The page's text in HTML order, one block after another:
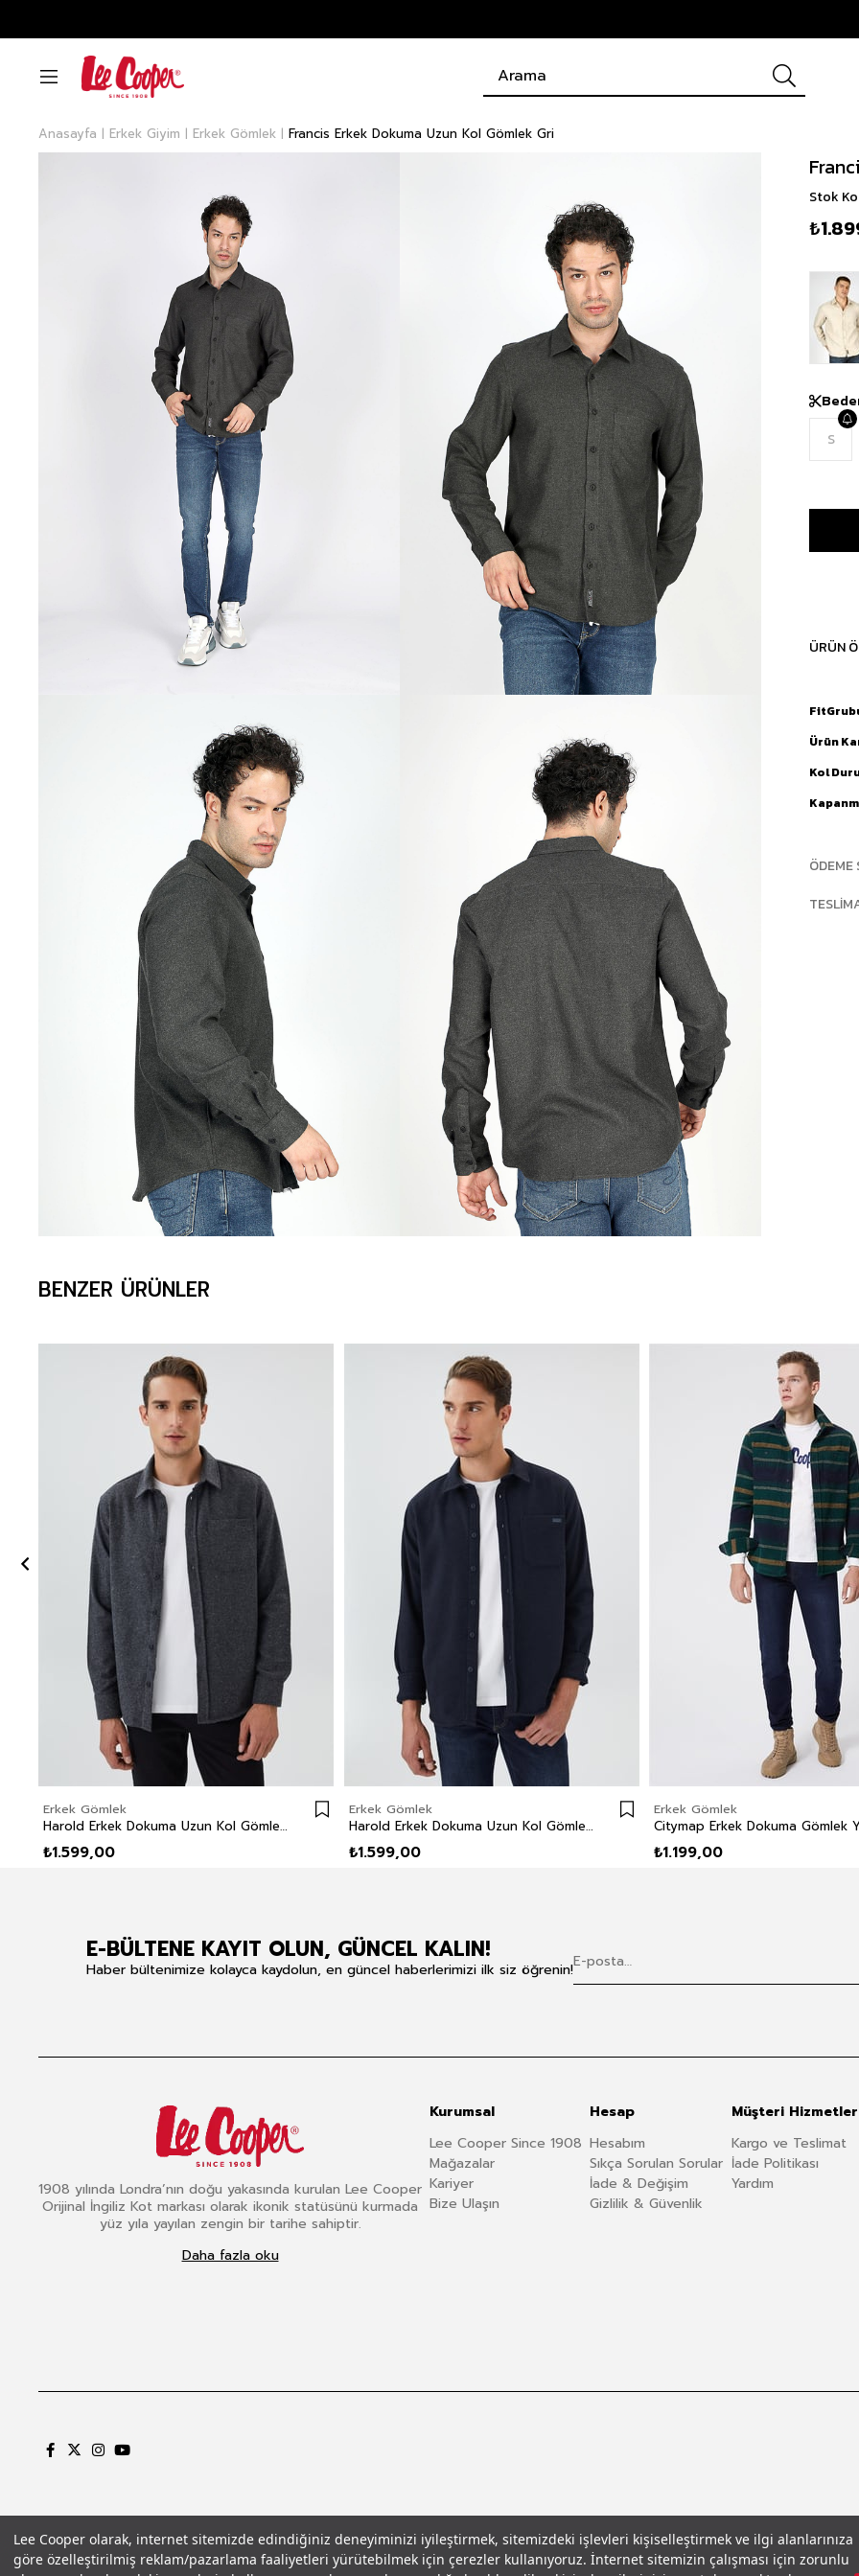
Lee Cooper olarak, internet sitemizde edindiğiniz deneyiminizi iyileştirmek, sitemizdeki işlevleri kişiselleştirmek ve ilgi alanlarınıza
göre özelleştirilmiş reklam/pazarlama faaliyetleri yürütebilmek için çerezler kullanıyoruz. İnternet sitemizin çalışması için zorunlu
Anasayfa Erkek Giyim Erkek Gömlek Francis Erkek Dokuma Uzun Kol Gömlek Gri
Stok
S
ÜRÜN
Ürün
Kol
ÖDEME
BENZER ÜRÜNLER
Erkek Gömlek
Harold Erkek Dokuma Uzun Kol Gömlek Antrasit
₺1.599,00
Erkek Gömlek
Harold Erkek Dokuma Uzun Kol Gömlek Lacivert
₺1.599,00
Erkek Gömlek
₺1.199,00
E-BÜLTENE KAYIT OLUN, GÜNCEL KALIN!
Haber bültenimize kolayca kaydolun, en güncel haberlerimizi ilk siz öğrenin!
1908 yılında Londra’nın doğu yakasında kurulan Lee Cooper
Orijinal İngiliz Kot markası olarak ikonik statüsünü kurmada
yüz yıla yayılan zengin bir tarihe sahiptir.
Daha fazla oku
Kurumsal
Lee Cooper Since 1908
Mağazalar
Kariyer
Bize Ulaşın
Hesap
Hesabım
Sıkça Sorulan Sorular
İade & Değişim
Gizlilik & Güvenlik
Müşteri
Kargo ve Teslimat
İade Politikası
Yardım
Gizlilik PolitikasıÇerez PolitikasıKVKK Aydınlatma MetniŞartlar ve Koşullar© 2026 Leecooper - Tüm Hakları Saklıdır.